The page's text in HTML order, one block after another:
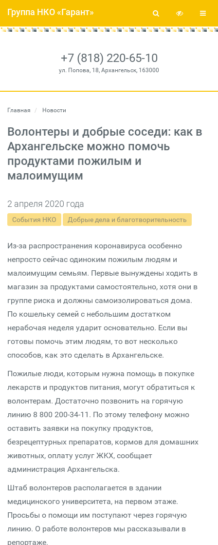
+7 (818) 220-65-10
ул. Попова, 18, Архангельск, 163000
Группа НКО «Гарант»
Главная Новости
Волонтеры и добрые соседи: как в
Архангельске можно помочь
продуктами пожилым и
малоимущим
2 апреля 2020 года
События НКО Добрые дела и благотворительность
Из-за распространения коронавируса особенно
непросто сейчас одиноким пожилым людям и
малоимущим семьям. Первые вынуждены ходить в
магазин за продуктами самостоятельно, хотя они в
группе риска и должны самоизолироваться дома.
По кошельку семей с небольшим достатком
нерабочая неделя ударит основательно. Если вы
готовы помочь этим людям, то вот несколько
способов, как это сделать в Архангельске.
Пожилые люди, которым нужна помощь в покупке
лекарств и продуктов питания, могут обратиться к
волонтерам. Достаточно позвонить на горячую
линию 8 800 200-34-11. По этому телефону можно
оставить заявки на покупку продуктов,
безрецептурных препаратов, кормов для домашних
животных, оплату услуг ЖKX, сообщает
администрация Архангельска.
Штаб волонтеров располагается в здании
медицинского университета, на первом этаже.
Просьбы о помощи им поступают через горячую
линию. О работе волонтеров мы рассказывали в
репортаже.